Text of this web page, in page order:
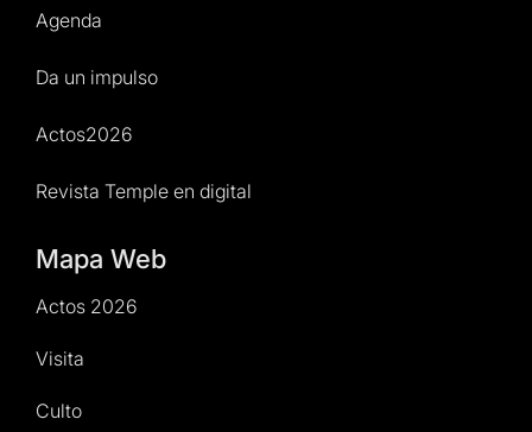
Agenda
Da un impulso
Actos2026
Revista Temple en digital
Mapa Web
Actos 2026
Visita
Culto